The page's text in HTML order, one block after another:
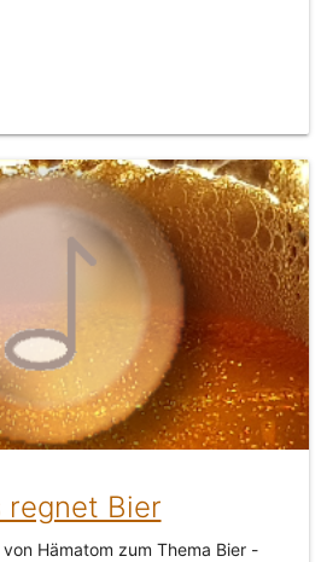
regnet Bier
Hämatom zum Thema Bier -